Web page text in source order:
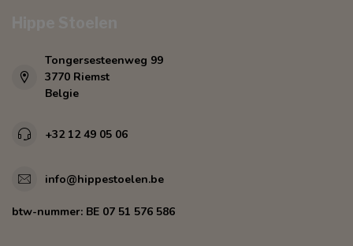
Tongersesteenweg 99
3770 Riemst
Belgie
+32 12 49 05 06
info@hippestoelen.be
btw-nummer: BE 07 51 576 586